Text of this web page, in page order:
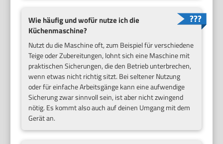
Wie häufig und wofür nutze ich die
Küchenmaschine?
Nutzt du die Maschine oft, zum Beispiel für verschiedene
Teige oder Zubereitungen, lohnt sich eine Maschine mit
praktischen Sicherungen, die den Betrieb unterbrechen,
wenn etwas nicht richtig sitzt. Bei seltener Nutzung
oder für einfache Arbeitsgänge kann eine aufwendige
Sicherung zwar sinnvoll sein, ist aber nicht zwingend
nötig. Es kommt also auch auf deinen Umgang mit dem
Gerät an.